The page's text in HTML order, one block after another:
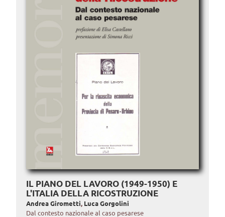
IL PIANO DEL LAVORO (1949-1950) E
L'ITALIA DELLA RICOSTRUZIONE
Andrea Girometti, Luca Gorgolini
Dal contesto nazionale al caso pesarese